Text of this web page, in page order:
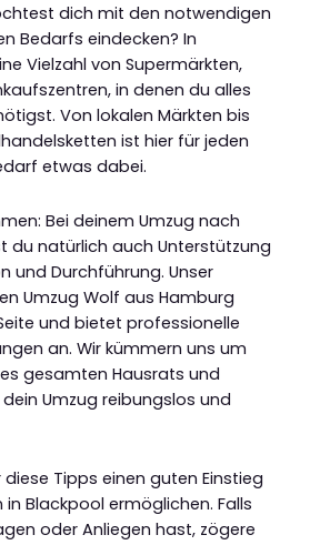
dich mit den notwendigen
Bedarfs eindecken? In
Vielzahl von Supermärkten,
in denen du alles
Von lokalen Märkten bis
ist hier für jeden
etwas dabei.
Bei deinem Umzug nach
du natürlich auch Unterstützung
und Durchführung. Unser
Umzug Wolf aus Hamburg
und bietet professionelle
an. Wir kümmern uns um
gesamten Hausrats und
Umzug reibungslos und
Tipps einen guten Einstieg
in Blackpool ermöglichen. Falls
oder Anliegen hast, zögere